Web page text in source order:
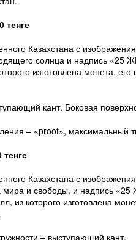
тенге
Казахстана с
солнца и надпись «25
изготовлена монета,
кант. Боковая
– «proof», максимальный
Казахстана с
и свободы, и надпись
которого изготовлена
– выступающий кант.